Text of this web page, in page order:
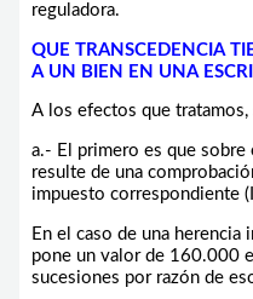
reguladora.
QUE TRANSCEDENCIA
A UN BIEN EN UNA
A los efectos que
a.- El primero es que sobre
resulte de una
impuesto correspondiente
En el caso de una herencia
pone un valor de 160.000
sucesiones por razón de